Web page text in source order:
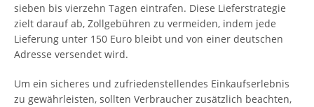
sieben bis vierzehn Tagen eintrafen. Diese Lieferstrategie
zielt darauf ab, Zollgebühren zu vermeiden, indem jede
Lieferung unter 150 Euro bleibt und von einer deutschen
Adresse versendet wird.
Um ein sicheres und zufriedenstellendes Einkaufserlebnis
zu gewährleisten, sollten Verbraucher zusätzlich beachten,